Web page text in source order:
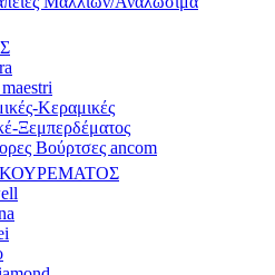
Κεραμικές
Ξεμπερδέματος
Βούρτσες ancom
ΚΟΥΡΕΜΑΤΟΣ